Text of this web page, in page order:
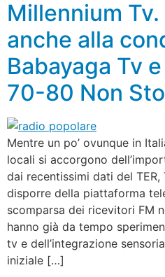
Millennium
anche alla
Babayaga Tv
70-80 Non
Mentre un po’ ovunque in
locali si accorgono
dai recentissimi dati del
disporre della piattaforma
scomparsa dei ricevitori FM
hanno già da tempo
tv e dell’integrazione
iniziale […]